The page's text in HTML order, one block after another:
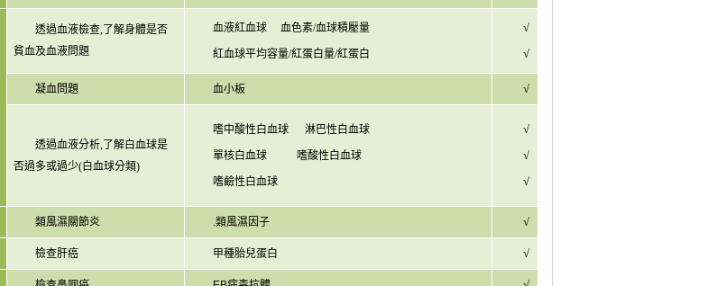
透過血液檢查, 了解身體是否
貧血及血液問題
血液紅血球 血色素/血球積壓量
紅血球平均容量/紅蛋白量/紅蛋白
√
√
凝血問題 血小板 √
透過血液分析, 了解白血球是
否過多或過少(白血球分類)
嗜中酸性白血球 淋巴性白血球
單核白血球 嗜酸性白血球
嗜鹼性白血球
√
√
√
類風濕關節炎 .類風濕因子 √
檢查肝癌 甲種胎兒蛋白 √